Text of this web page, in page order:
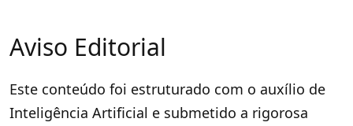
Aviso Editorial
Este conteúdo foi estruturado com o auxílio de
Inteligência Artificial e submetido a rigorosa